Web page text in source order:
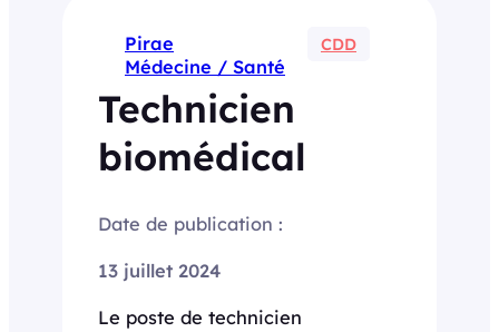
Pirae CDD
Médecine / Santé
Technicien
biomédical
Date de publication :
13 juillet 2024
Le poste de technicien